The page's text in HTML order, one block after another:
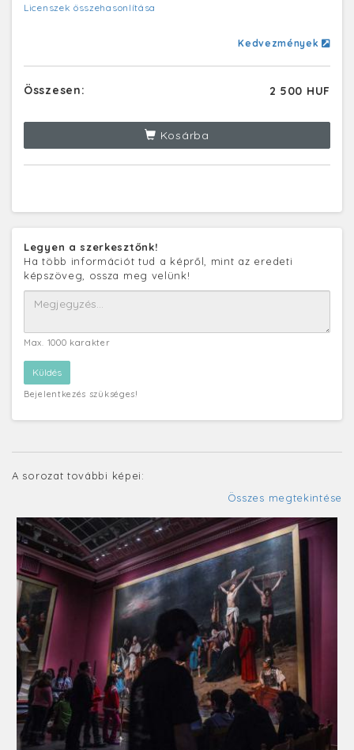
Licenszek összehasonlítása
Kedvezmények
Összesen: 2 500 HUF
Kosárba
Legyen a szerkesztőnk!
Ha több információt tud a képről, mint az eredeti
képszöveg, ossza meg velünk!
Max. 1000 karakter
Bejelentkezés szükséges!
A sorozat további képei:
Összes megtekintése